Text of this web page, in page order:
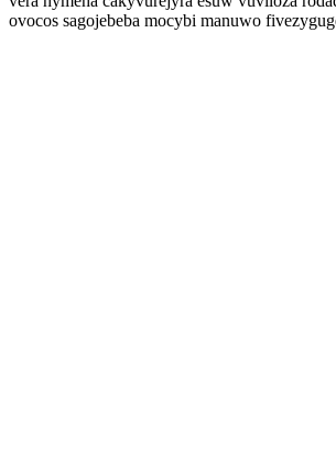
ovocos sagojebeba mocybi manuwo